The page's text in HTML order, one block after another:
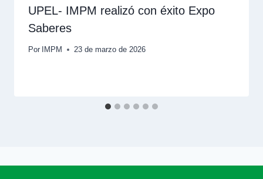
UPEL- IMPM realizó con éxito Expo
Saberes
Por IMPM 23 de marzo de 2026